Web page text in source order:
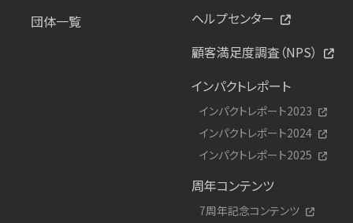
団体一覧
ヘルプセンター
顧客満足度調査（NPS）
インパクトレポート
インパクトレポート2023
インパクトレポート2024
インパクトレポート2025
周年コンテンツ
7周年記念コンテンツ